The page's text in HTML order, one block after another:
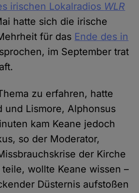
irischen Lokalradios WLR
hatte sich die irische
für das Ende des in
im September trat
zu erfahren, hatte
und Lismore, Alphonsus
kam Keane jedoch
so der Moderator,
der Kirche
wollte Keane wissen –
Düsternis aufstoßen